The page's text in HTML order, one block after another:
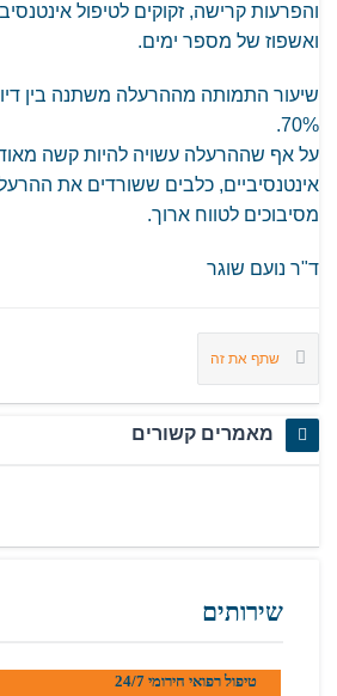
והפרעות קרישה, זקוקים לטיפול
ואשפוז של מספר ימים.
70%.
על אף שההרעלה עשויה להיות קשה מאוד
אינטנסיביים, כלבים ששורדים את
מסיבוכים לטווח ארוך.
ד"ר נועם שוגר
שתף את זה
מאמרים קשורים
שירותים
טיפול רפואי חירומי 24/7